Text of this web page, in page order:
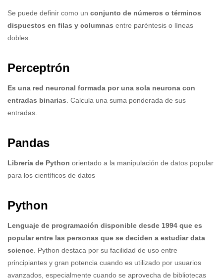
Se puede definir como un conjunto de números o términos
dispuestos en filas y columnas entre paréntesis o líneas
dobles.
Perceptrón
Es una red neuronal formada por una sola neurona con
entradas binarias . Calcula una suma ponderada de sus
entradas.
Pandas
Librería de Python orientado a la manipulación de datos popular
para los científicos de datos
Python
Lenguaje de programación disponible desde 1994 que es
popular entre las personas que se deciden a estudiar data
science. Python destaca por su facilidad de uso entre
principiantes y gran potencia cuando es utilizado por usuarios
avanzados, especialmente cuando se aprovecha de bibliotecas